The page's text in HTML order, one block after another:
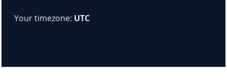
Your timezone: UTC